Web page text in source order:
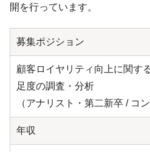
開を行っています。
募集ポジション
顧客ロイヤリティ向上に関す
足度の調査・分析
（アナリスト・第二新卒 / コ
年収